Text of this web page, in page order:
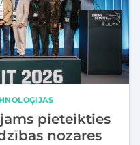
pieteikties
nozares